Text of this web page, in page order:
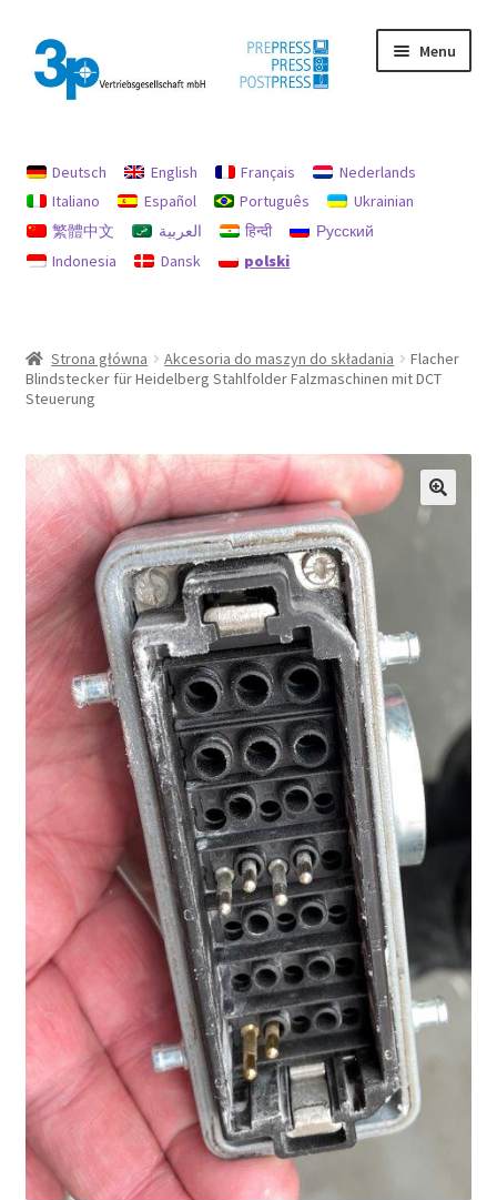
Przejdź
do
nawigacji
Przejdź
do
treści
Menu
Moje konto
Nadruk
Zasady dotyczące zwrotów i refundacji
Deutsch English Français
Nederlands
Italiano
Español Português
Ukrainian
繁體中文
العربية हिन्दी
Русский
Indonesia
Dansk polski
Strona główna Akcesoria do maszyn do składania
Flacher
Blindstecker für Heidelberg Stahlfolder Falzmaschinen mit DCT
Steuerung